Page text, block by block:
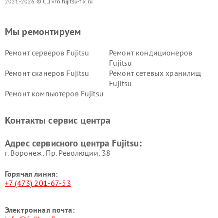
Мы ремонтируем
Ремонт серверов Fujitsu
Ремонт кондиционеров
Fujitsu
Ремонт сканеров Fujitsu
Ремонт сетевых хранилищ
Fujitsu
Ремонт компьютеров Fujitsu
Контакты сервис центра
Адрес сервисного центра Fujitsu:
г. Воронеж, Пр. Революции, 38
Горячая линия:
+7 (473) 201-67-53
Электронная почта: